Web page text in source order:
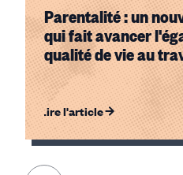
Parentalité : un
qui fait avancer
qualité de vie au
Lire l'article